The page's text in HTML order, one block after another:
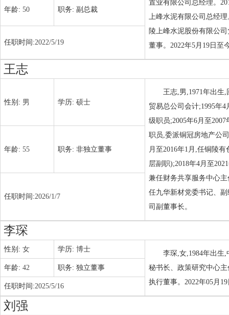
置业有限公司总经理。
上峰水泥有限公司总经理
陵上峰水泥股份有限公
董事。2022年5月19日至
年龄: 50 职务: 副总裁
任职时间:2022/5/19
王志
性别: 男 学历: 硕士
王志,男,1971年出生
贸易总公司会计;1995年
级职员;2005年6月至
职员,委派铜冠房地产公
月至2016年1月,任铜陵
层副职);2018年4月至
兼任财务共享服务中心主
任九华新材党委书记、
司副董事长。
年龄: 55 职务: 非独立董事
任职时间:2026/1/7
李琛
性别: 女 学历: 博士
李琛,女,1984年出生
秘书长、政策研究中心
执行董事。2022年05月
年龄: 42 职务: 独立董事
任职时间:2025/5/16
刘强